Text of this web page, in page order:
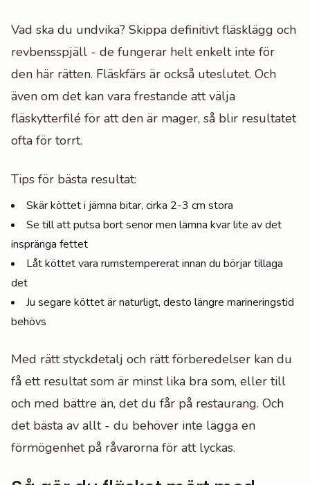
Vad ska du undvika? Skippa definitivt fläsklägg och
revbensspjäll - de fungerar helt enkelt inte för
den här rätten. Fläskfärs är också uteslutet. Och
även om det kan vara frestande att välja
fläskytterfilé för att den är mager, så blir resultatet
ofta för torrt.
Tips för bästa resultat:
Skär köttet i jämna bitar, cirka 2-3 cm stora
Se till att putsa bort senor men lämna kvar lite av det
inspränga fettet
Låt köttet vara rumstempererat innan du börjar tillaga
det
Ju segare köttet är naturligt, desto längre marineringstid
behövs
Med rätt styckdetalj och rätt förberedelser kan du
få ett resultat som är minst lika bra som, eller till
och med bättre än, det du får på restaurang. Och
det bästa av allt - du behöver inte lägga en
förmögenhet på råvarorna för att lyckas.